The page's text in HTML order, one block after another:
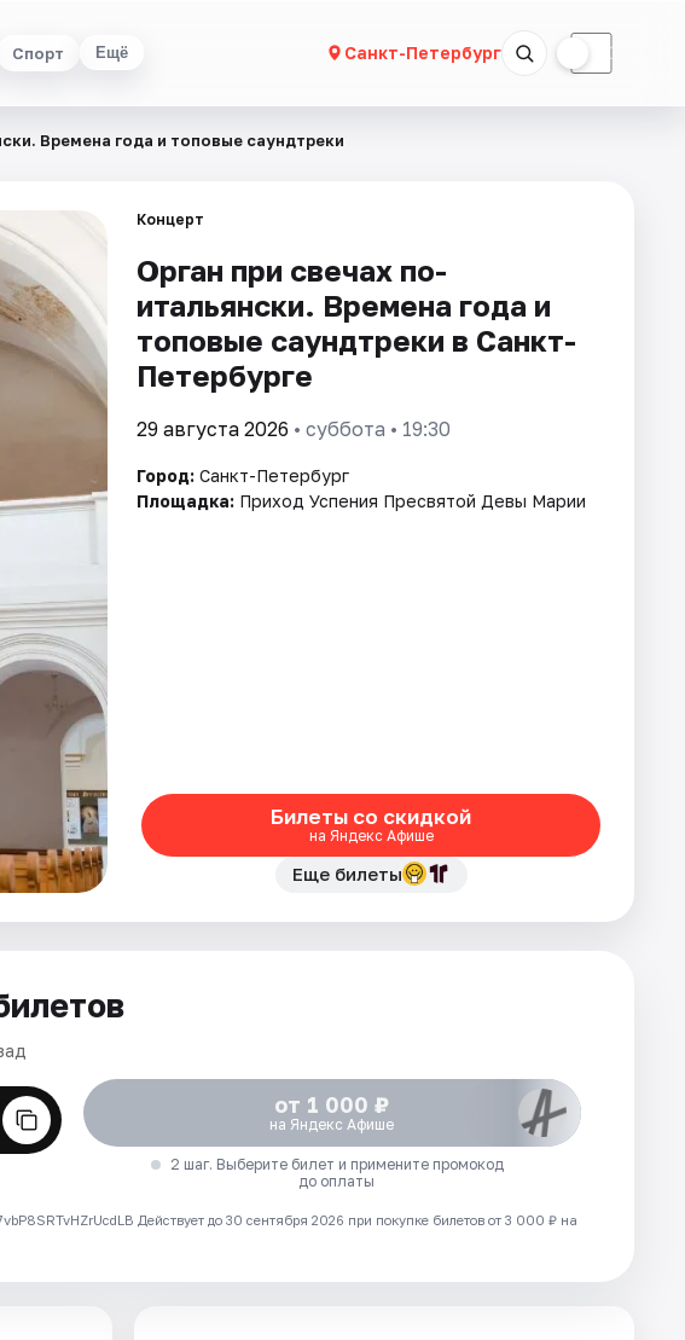
Спорт Ещё Санкт-Петербург ☾
Времена года и топовые саундтреки
Концерт
Орган при свечах по-
итальянски. Времена года и
топовые саундтреки в Санкт-
Петербурге
29 августа 2026 • суббота • 19:30
Город: Санкт-Петербург
Площадка: Приход Успения Пресвятой Девы Марии
Билеты со скидкой
на Яндекс Афише
Еще билеты
от 1 000 ₽
на Яндекс Афише
2 шаг. Выберите билет и примените промокод
до оплаты
Действует до 30 сентября 2026 при покупке билетов от 3 000 ₽ на